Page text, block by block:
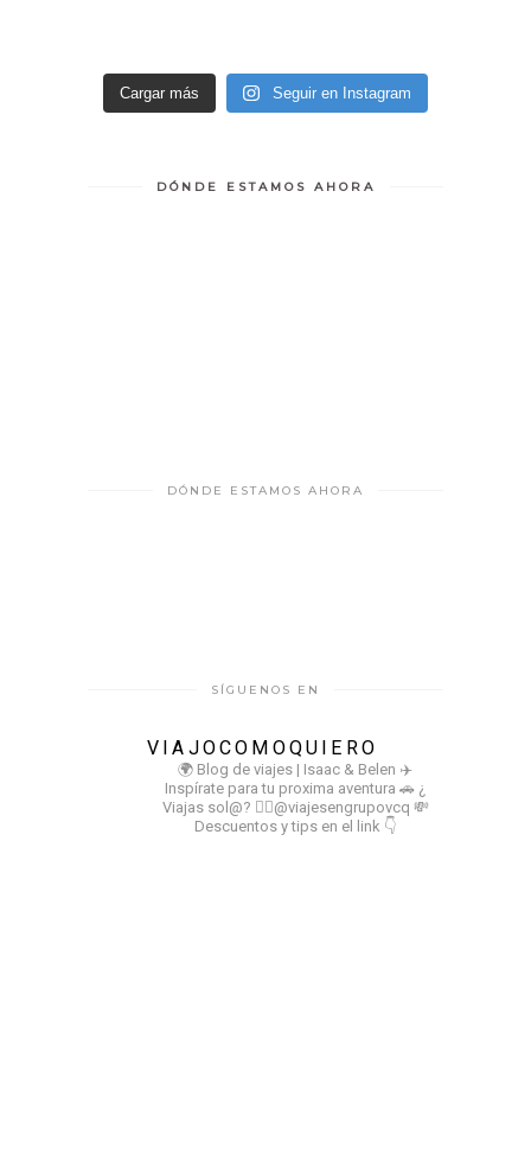
Cargar más Seguir en Instagram
DÓNDE ESTAMOS AHORA
DÓNDE ESTAMOS AHORA
SÍGUENOS EN
VIAJOCOMOQUIERO
🌍 Blog de viajes | Isaac & Belen ✈️
Inspírate para tu proxima aventura 🚗 ¿
Viajas sol@? 👉🏻@viajesengrupovcq 💸
Descuentos y tips en el link 👇